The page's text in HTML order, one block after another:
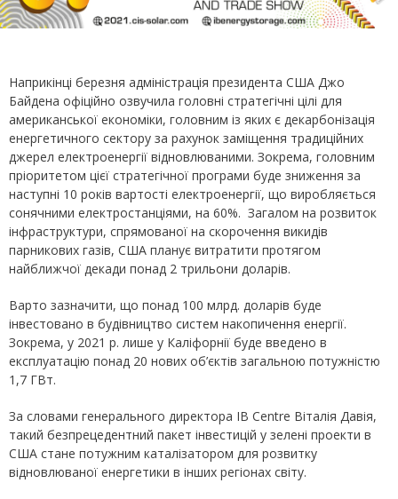
Наприкінці березня адміністрація президента США Джо
Байдена офіційно озвучила головні стратегічні цілі для
американської економіки, головним із яких є декарбонізація
енергетичного сектору за рахунок заміщення традиційних
джерел електроенергії відновлюваними. Зокрема, головним
пріоритетом цієї стратегічної програми буде зниження за
наступні 10 років вартості електроенергії, що виробляється
сонячними електростанціями, на 60%. Загалом на розвиток
інфраструктури, спрямованої на скорочення викидів
парникових газів, США планує витратити протягом
найближчої декади понад 2 трильони доларів.
Варто зазначити, що понад 100 млрд. доларів буде
інвестовано в будівництво систем накопичення енергії.
Зокрема, у 2021 р. лише у Каліфорнії буде введено в
експлуатацію понад 20 нових об’єктів загальною потужністю
1,7 ГВт.
За словами генерального директора IB Centre Віталія Давія,
такий безпрецедентний пакет інвестицій у зелені проекти в
США стане потужним каталізатором для розвитку
відновлюваної енергетики в інших регіонах світу.